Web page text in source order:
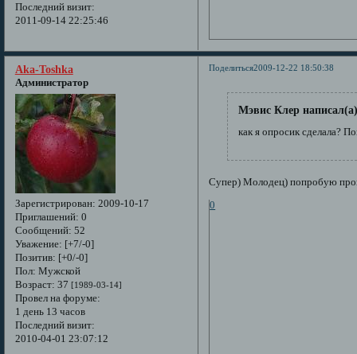
Последний визит:
2011-09-14 22:25:46
Поделиться2009-12-22 18:50:38
Aka-Toshka
Администратор
Зарегистрирован: 2009-10-17
Приглашений: 0
Сообщений: 52
Уважение: [+7/-0]
Позитив: [+0/-0]
Пол: Мужской
Возраст: 37 [1989-03-14]
Провел на форуме:
1 день 13 часов
Последний визит:
2010-04-01 23:07:12
Мэвис Клер
как я опросик сделала?
Супер) Молодец) попробую
0